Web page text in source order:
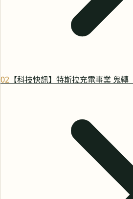
02 【科技快訊】特斯拉充電事業 鬼